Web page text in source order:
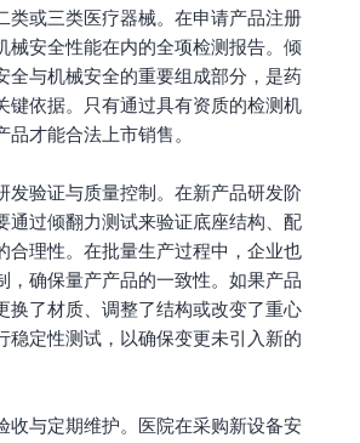
类或三类医疗器械。在申请产品注册
械安全性能在内的全项检测报告。倾
全与机械安全的重要组成部分，是药
键依据。只有通过具有资质的检测机
才能合法上市销售。
发验证与质量控制。在新产品研发阶
通过倾翻力测试来验证底座结构、配
合理性。在批量生产过程中，企业也
，确保量产产品的一致性。如果产品
换了材质、调整了结构或改变了重心
稳定性测试，以确保变更未引入新的
收与定期维护。医院在采购新设备安